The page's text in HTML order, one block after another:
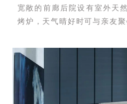
宽敞的前廊后院设有室外天
烤炉，天气晴好时可与亲友聚